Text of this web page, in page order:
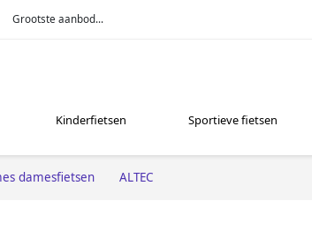
Grootste aanbod...
Kinderfietsen Sportieve fietsen
damesfietsen ALTEC